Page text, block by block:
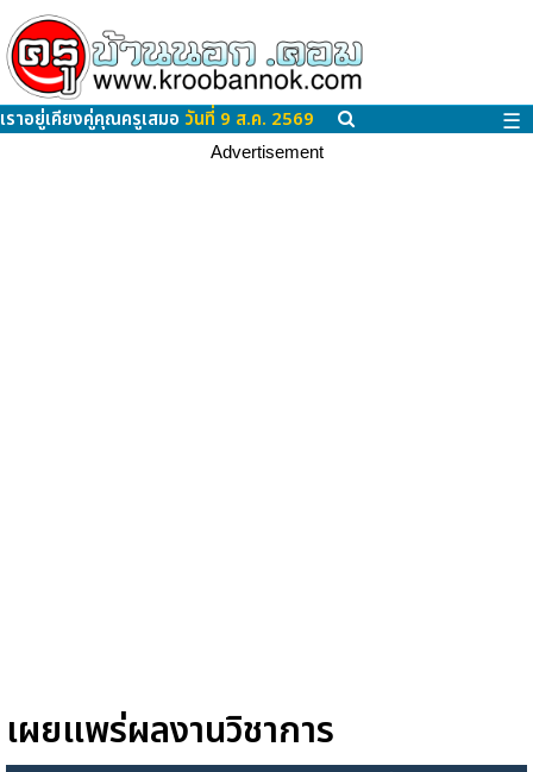
เราอยู่เคียงคู่คุณครูเสมอ วันที่ 9 ส.ค. 2569 ☰
Advertisement
เผยแพร่ผลงานวิชาการ